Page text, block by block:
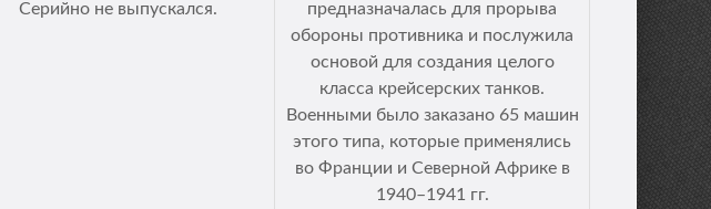
Серийно не выпускался.
предназначалась для прорыва
обороны противника и послужила
основой для создания целого
класса крейсерских танков.
Военными было заказано 65 машин
этого типа, которые применялись
во Франции и Северной Африке в
1940–1941 гг.